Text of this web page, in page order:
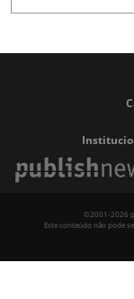
©2001-2026
Este conteúdo não pode